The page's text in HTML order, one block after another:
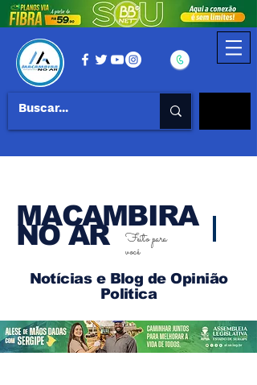
MACAMBIRA
NO AR
Feito para
você
Notícias e Blog de Opinião
Politica